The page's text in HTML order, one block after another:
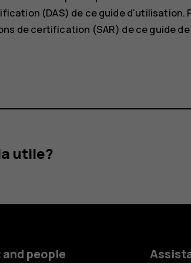
(DAS) de ce guide d'utilisation.
de certification (SAR) de ce guide
utile?
people